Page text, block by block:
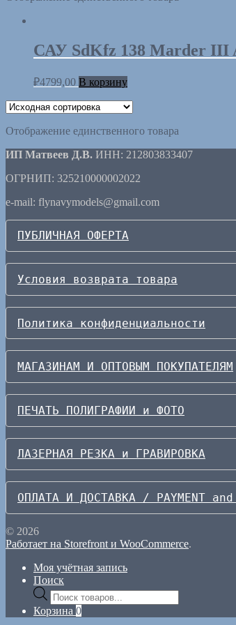
САУ SdKfz 138 Marder III
₽4799,00 В корзину
Отображение единственного товара
ИП Матвеев Д.В. ИНН: 212803833407
ОГРНИП: 325210000002022
e-mail: flynavymodels@gmail.com
ПУБЛИЧНАЯ ОФЕРТА
Условия возврата товара
Политика конфиденциальности
МАГАЗИНАМ И ОПТОВЫМ ПОКУПАТЕЛЯМ
ПЕЧАТЬ ПОЛИГРАФИИ и ФОТО
ЛАЗЕРНАЯ РЕЗКА и ГРАВИРОВКА
ОПЛАТА И ДОСТАВКА / PAYMENT and
© 2026
Работает на Storefront и WooCommerce.
Моя учётная запись
Поиск
Поиск
товаров
Корзина 0